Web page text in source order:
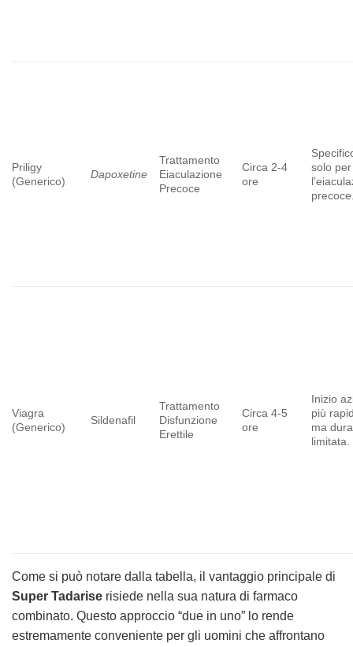
Priligy
(Generico)
Dapoxetine
Trattamento
Eiaculazione
Precoce
Circa 2-4
ore
solo per
Viagra
(Generico)
Sildenafil
Trattamento
Disfunzione
Erettile
Circa 4-5
ore
Inizio
più
ma
limitata.
Come si può notare dalla tabella, il vantaggio principale di
Super Tadarise risiede nella sua natura di farmaco
combinato. Questo approccio “due in uno” lo rende
estremamente conveniente per gli uomini che affrontano